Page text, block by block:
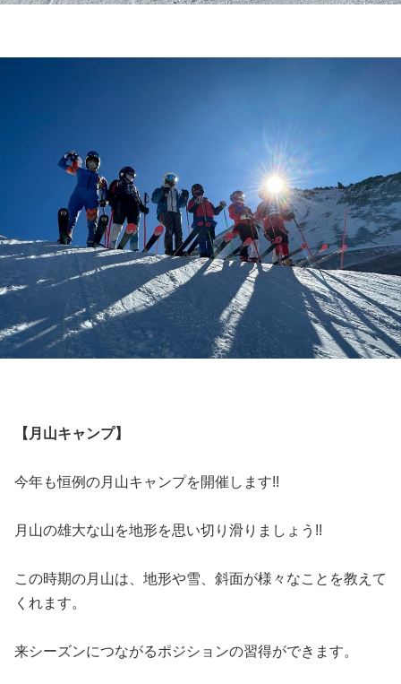
【月山キャンプ】
今年も恒例の月山キャンプを開催します!!
月山の雄大な山を地形を思い切り滑りましょう!!
この時期の月山は、地形や雪、斜面が様々なことを教えて
くれます。
来シーズンにつながるポジションの習得ができます。